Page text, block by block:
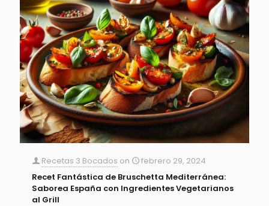
Recetas 3 Bocados on
febrero 29, 2024
Recet Fantástica de Bruschetta Mediterránea:
Saborea España con Ingredientes Vegetarianos
al Grill